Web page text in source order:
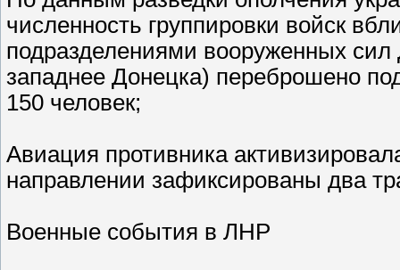
численность группировки войск
подразделениями вооруженных
западнее Донецка) переброшено
150 человек;
Авиация противника
направлении зафиксированы два
Военные события в ЛНР